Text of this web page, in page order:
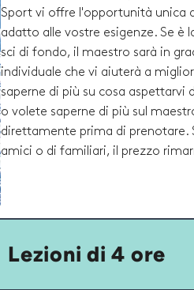
Sport vi offre l'opportunità unica
adatto alle vostre esigenze. Se è
sci di fondo, il maestro sarà in
individuale che vi aiuterà a
saperne di più su cosa aspettarvi
o volete saperne di più sul
direttamente prima di prenotare.
amici o di familiari, il prezzo
Lezioni di 4 ore